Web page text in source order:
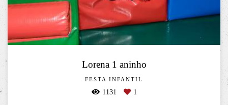
Lorena 1 aninho
FESTA INFANTIL
1131 1